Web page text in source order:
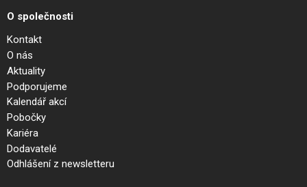
O společnosti
Kontakt
O nás
Aktuality
Podporujeme
Kalendář akcí
Pobočky
Kariéra
Dodavatelé
Odhlášení z newsletteru